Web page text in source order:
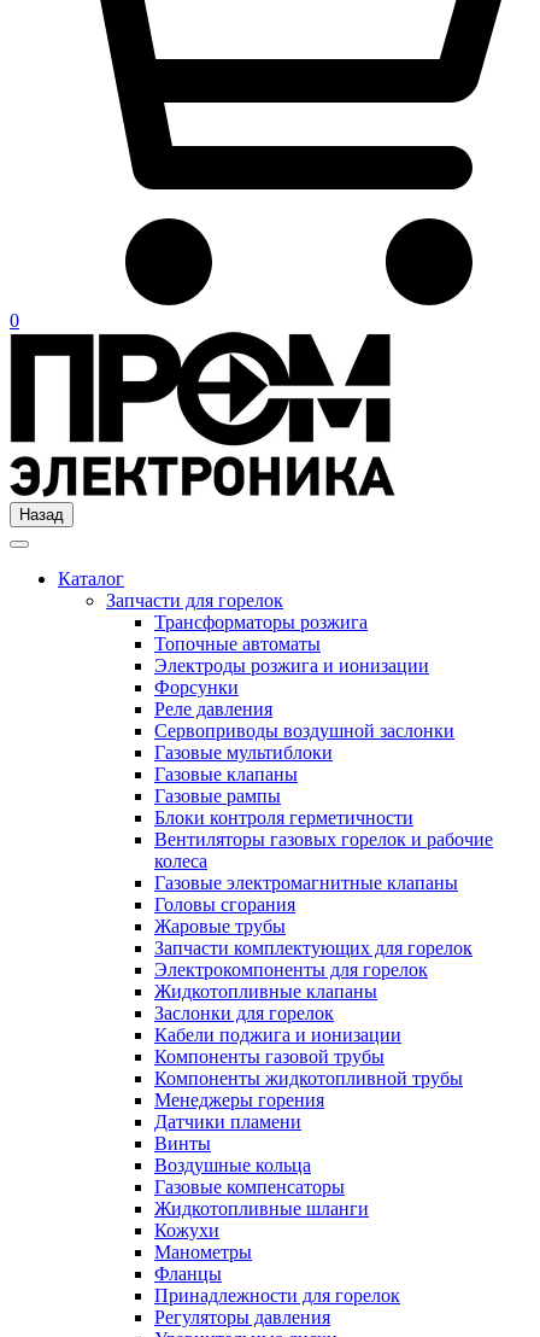
0
Назад
Каталог
Запчасти для горелок
Трансформаторы розжига
Топочные автоматы
Электроды розжига и ионизации
Форсунки
Реле давления
Сервоприводы воздушной заслонки
Газовые мультиблоки
Газовые клапаны
Газовые рампы
Блоки контроля герметичности
Вентиляторы газовых горелок и рабочие
колеса
Газовые электромагнитные клапаны
Головы сгорания
Жаровые трубы
Запчасти комплектующих для горелок
Электрокомпоненты для горелок
Жидкотопливные клапаны
Заслонки для горелок
Кабели поджига и ионизации
Компоненты газовой трубы
Компоненты жидкотопливной трубы
Менеджеры горения
Датчики пламени
Винты
Воздушные кольца
Газовые компенсаторы
Жидкотопливные шланги
Кожухи
Манометры
Фланцы
Принадлежности для горелок
Регуляторы давления